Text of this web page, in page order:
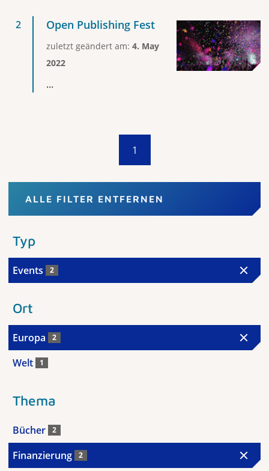
Open Publishing Fest
zuletzt geändert am: 4. May
2022
...
1
ALLE FILTER ENTFERNEN
Typ
Events 2
Ort
Europa 2
Welt 1
Thema
Bücher 2
Finanzierung 2